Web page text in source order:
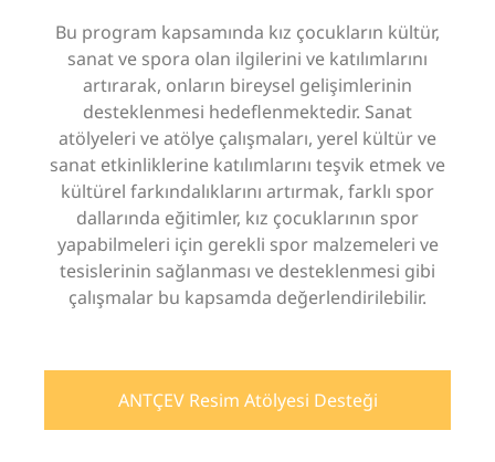
Bu program kapsamında kız çocukların kültür,
sanat ve spora olan ilgilerini ve katılımlarını
artırarak, onların bireysel gelişimlerinin
desteklenmesi hedeflenmektedir. Sanat
atölyeleri ve atölye çalışmaları, yerel kültür ve
sanat etkinliklerine katılımlarını teşvik etmek ve
kültürel farkındalıklarını artırmak, farklı spor
dallarında eğitimler, kız çocuklarının spor
yapabilmeleri için gerekli spor malzemeleri ve
tesislerinin sağlanması ve desteklenmesi gibi
çalışmalar bu kapsamda değerlendirilebilir.
ANTÇEV Resim Atölyesi Desteği